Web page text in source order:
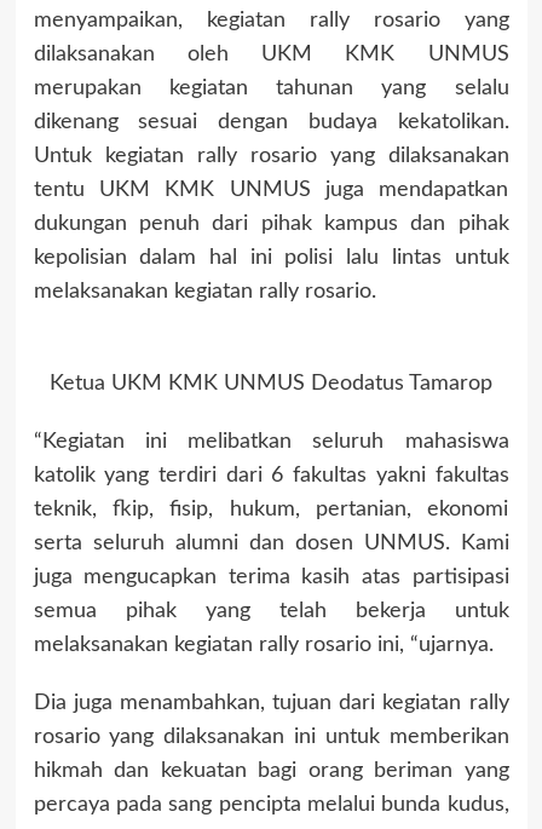
menyampaikan, kegiatan rally rosario yang
dilaksanakan oleh UKM KMK UNMUS
merupakan kegiatan tahunan yang selalu
dikenang sesuai dengan budaya kekatolikan.
Untuk kegiatan rally rosario yang dilaksanakan
tentu UKM KMK UNMUS juga mendapatkan
dukungan penuh dari pihak kampus dan pihak
kepolisian dalam hal ini polisi lalu lintas untuk
melaksanakan kegiatan rally rosario.
Ketua UKM KMK UNMUS Deodatus Tamarop
“Kegiatan ini melibatkan seluruh mahasiswa
katolik yang terdiri dari 6 fakultas yakni fakultas
teknik, fkip, fisip, hukum, pertanian, ekonomi
serta seluruh alumni dan dosen UNMUS. Kami
juga mengucapkan terima kasih atas partisipasi
semua pihak yang telah bekerja untuk
melaksanakan kegiatan rally rosario ini, “ujarnya.
Dia juga menambahkan, tujuan dari kegiatan rally
rosario yang dilaksanakan ini untuk memberikan
hikmah dan kekuatan bagi orang beriman yang
percaya pada sang pencipta melalui bunda kudus,